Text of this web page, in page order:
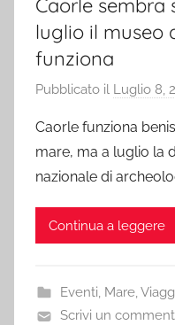
Caorle sembra
luglio il museo
funziona
Pubblicato il Luglio 8,
Caorle funziona
mare, ma a luglio la
nazionale di
Continua a leggere
Eventi, Mare,
Scrivi un